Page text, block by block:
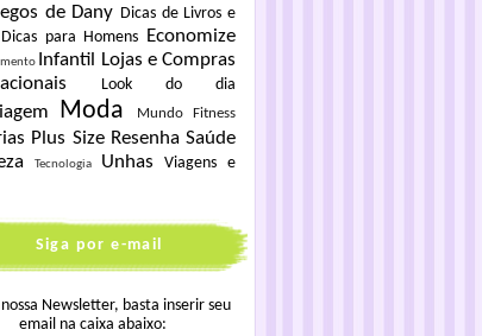
de Dany Dicas de Livros e
Dicas para Homens Economize
Infantil
Lojas e Compras
Look do dia
Moda Mundo Fitness
Plus Size Resenha Saúde
Tecnologia Unhas
Viagens e
Siga por e-mail
nossa Newsletter, basta inserir seu
email na caixa abaixo: